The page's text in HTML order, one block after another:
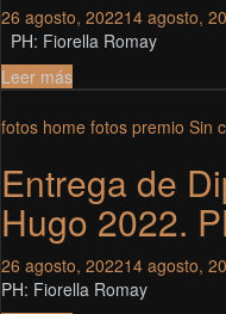
26 agosto, 202214 agosto,
PH: Fiorella Romay
Leer más
fotos home fotos premio Sin
Entrega de
Hugo 2022.
26 agosto, 202214 agosto,
PH: Fiorella Romay